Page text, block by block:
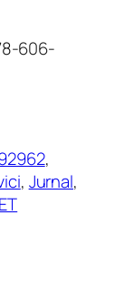
606-
, Jurnal